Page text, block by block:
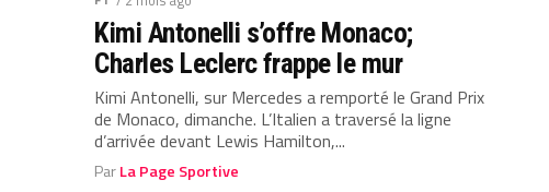
Kimi Antonelli s’offre Monaco;
Charles Leclerc frappe le mur
Kimi Antonelli, sur Mercedes a remporté le Grand Prix
de Monaco, dimanche. L’Italien a traversé la ligne
d’arrivée devant Lewis Hamilton,...
ParLa Page Sportive